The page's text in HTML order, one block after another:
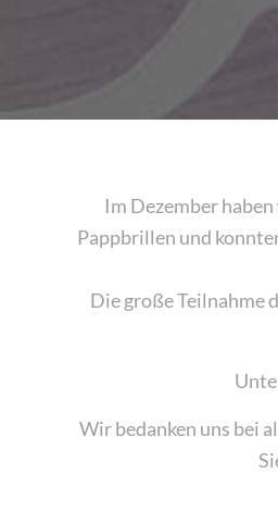
Im Dezember
Pappbrillen und
Die große Teilnahme
Wir bedanken uns bei